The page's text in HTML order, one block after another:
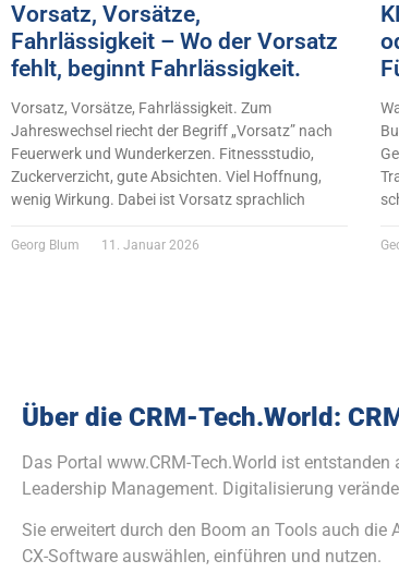
Vorsatz, Vorsätze,
Fahrlässigkeit – Wo der Vorsatz
fehlt, beginnt Fahrlässigkeit.
Vorsatz, Vorsätze, Fahrlässigkeit. Zum
Jahreswechsel riecht der Begriff „Vorsatz” nach
Feuerwerk und Wunderkerzen. Fitnessstudio,
Zuckerverzicht, gute Absichten. Viel Hoffnung,
wenig Wirkung. Dabei ist Vorsatz sprachlich
Georg Blum 11. Januar 2026
Über die CRM-Tech.World:
Das Portal www.CRM-Tech.World ist
Leadership Management. Digitalisierung
Sie erweitert durch den Boom an Tools auch die
CX-Software auswählen, einführen und nutzen.